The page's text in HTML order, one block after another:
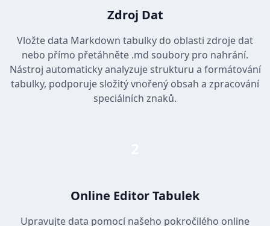
Zdroj Dat
Vložte data Markdown tabulky do oblasti zdroje dat
nebo přímo přetáhněte .md soubory pro nahrání.
Nástroj automaticky analyzuje strukturu a formátování
tabulky, podporuje složitý vnořený obsah a zpracování
speciálních znaků.
Online Editor Tabulek
Upravujte data pomocí našeho pokročilého online